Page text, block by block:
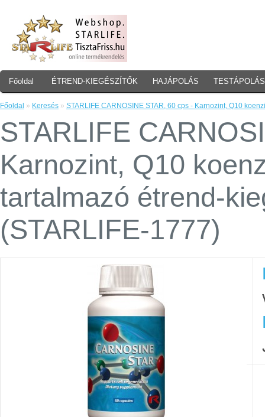
Főoldal ÉTREND-KIEGÉSZÍTŐK HAJÁPOLÁS TESTÁPOLÁS
Főoldal » Keresés » STARLIFE CARNOSINE STAR, 60 cps - Karnozint, Q10
STARLIFE
Karnozint, Q10
tartalmazó étrend-
(STARLIFE-1777)